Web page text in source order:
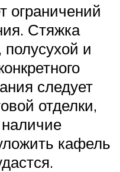
ограничений
Стяжка
и
следует
отделки,
кафель